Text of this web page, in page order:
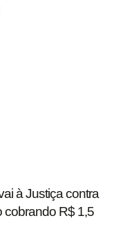
à Justiça contra
cobrando R$ 1,5